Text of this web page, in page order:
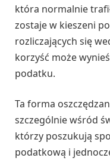
która normalnie
zostaje w kieszeni
rozliczających się
korzyść może
podatku.
Ta forma
szczególnie wśród
którzy poszukują
podatkową i